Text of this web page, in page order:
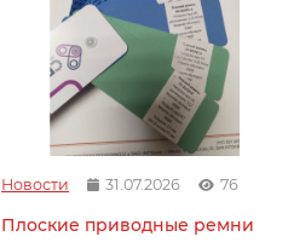
Новости 31.07.2026 76
Плоские приводные ремни